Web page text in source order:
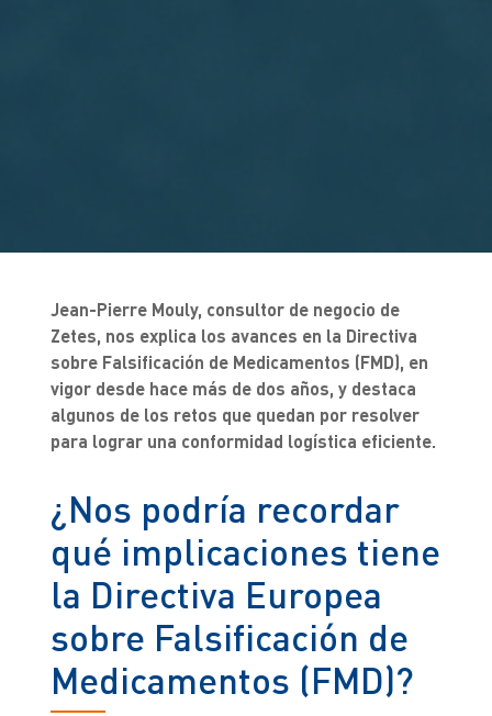
Jean-Pierre Mouly, consultor de negocio de
Zetes, nos explica los avances en la Directiva
sobre Falsificación de Medicamentos (FMD), en
vigor desde hace más de dos años, y destaca
algunos de los retos que quedan por resolver
para lograr una conformidad logística eficiente.
¿Nos podría recordar
qué implicaciones tiene
la Directiva Europea
sobre Falsificación de
Medicamentos (FMD)?